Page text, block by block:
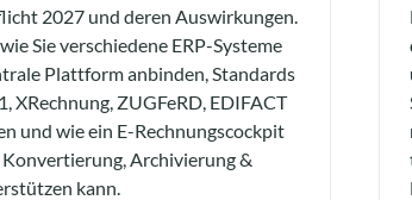
2027 und deren Auswirkungen.
Sie verschiedene ERP-Systeme
Plattform anbinden, Standards
XRechnung, ZUGFeRD, EDIFACT
und wie ein E-Rechnungscockpit
Konvertierung, Archivierung &
kann.